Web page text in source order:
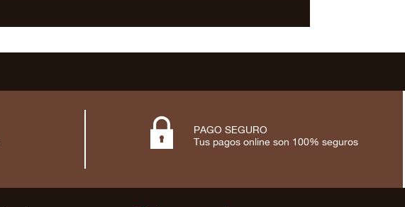

PAGO SEGURO
Tus pagos online son 100% seguros